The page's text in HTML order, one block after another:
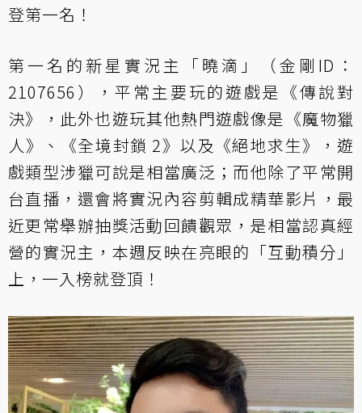
登第一名！
第一名的新星實況主「曉滴」（金剛ID：
2107656），平常主要玩的遊戲是《傳說對
決》，此外也遊玩其他熱門遊戲像是《魔物獵
人》、《全境封鎖 2》以及《絕地求生》，遊
戲類型涉獵可說是相當廣泛；而他除了平常開
台直播，還會將實況內容剪輯成精華影片，最
近更常舉辦抽獎活動回饋觀眾，是相當認真經
營的實況主，本週反映在亮眼的「互動積分」
上，一入榜就登頂！